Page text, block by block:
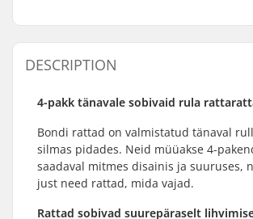
DESCRIPTION
4-pakk tänavale sobivaid rula
Bondi rattad on valmistatud tänaval
silmas pidades. Neid müüakse 4-
saadaval mitmes disainis ja suuruses,
just need rattad, mida vajad.
Rattad sobivad suurepäraselt